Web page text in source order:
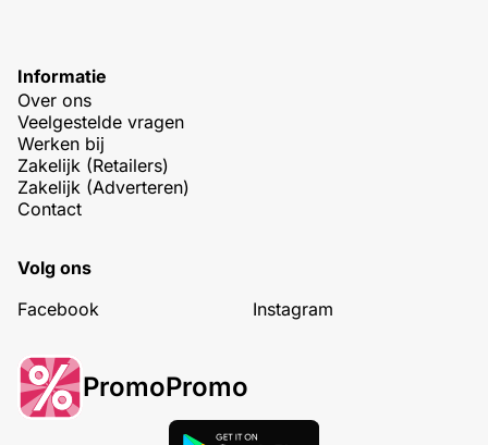
Informatie
Over ons
Veelgestelde vragen
Werken bij
Zakelijk (Retailers)
Zakelijk (Adverteren)
Contact
Volg ons
Facebook
Instagram
PromoPromo